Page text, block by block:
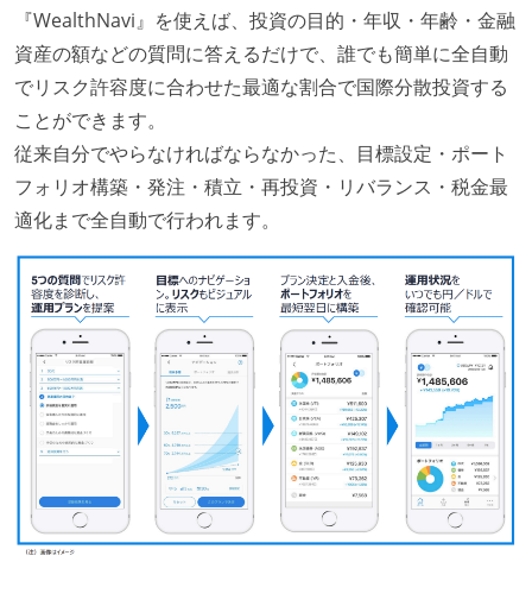
『WealthNavi』を使えば、投資の目的・年収・年齢・金融
資産の額などの質問に答えるだけで、誰でも簡単に全自動
でリスク許容度に合わせた最適な割合で国際分散投資する
ことができます。
従来自分でやらなければならなかった、目標設定・ポート
フォリオ構築・発注・積立・再投資・リバランス・税金最
適化まで全自動で行われます。